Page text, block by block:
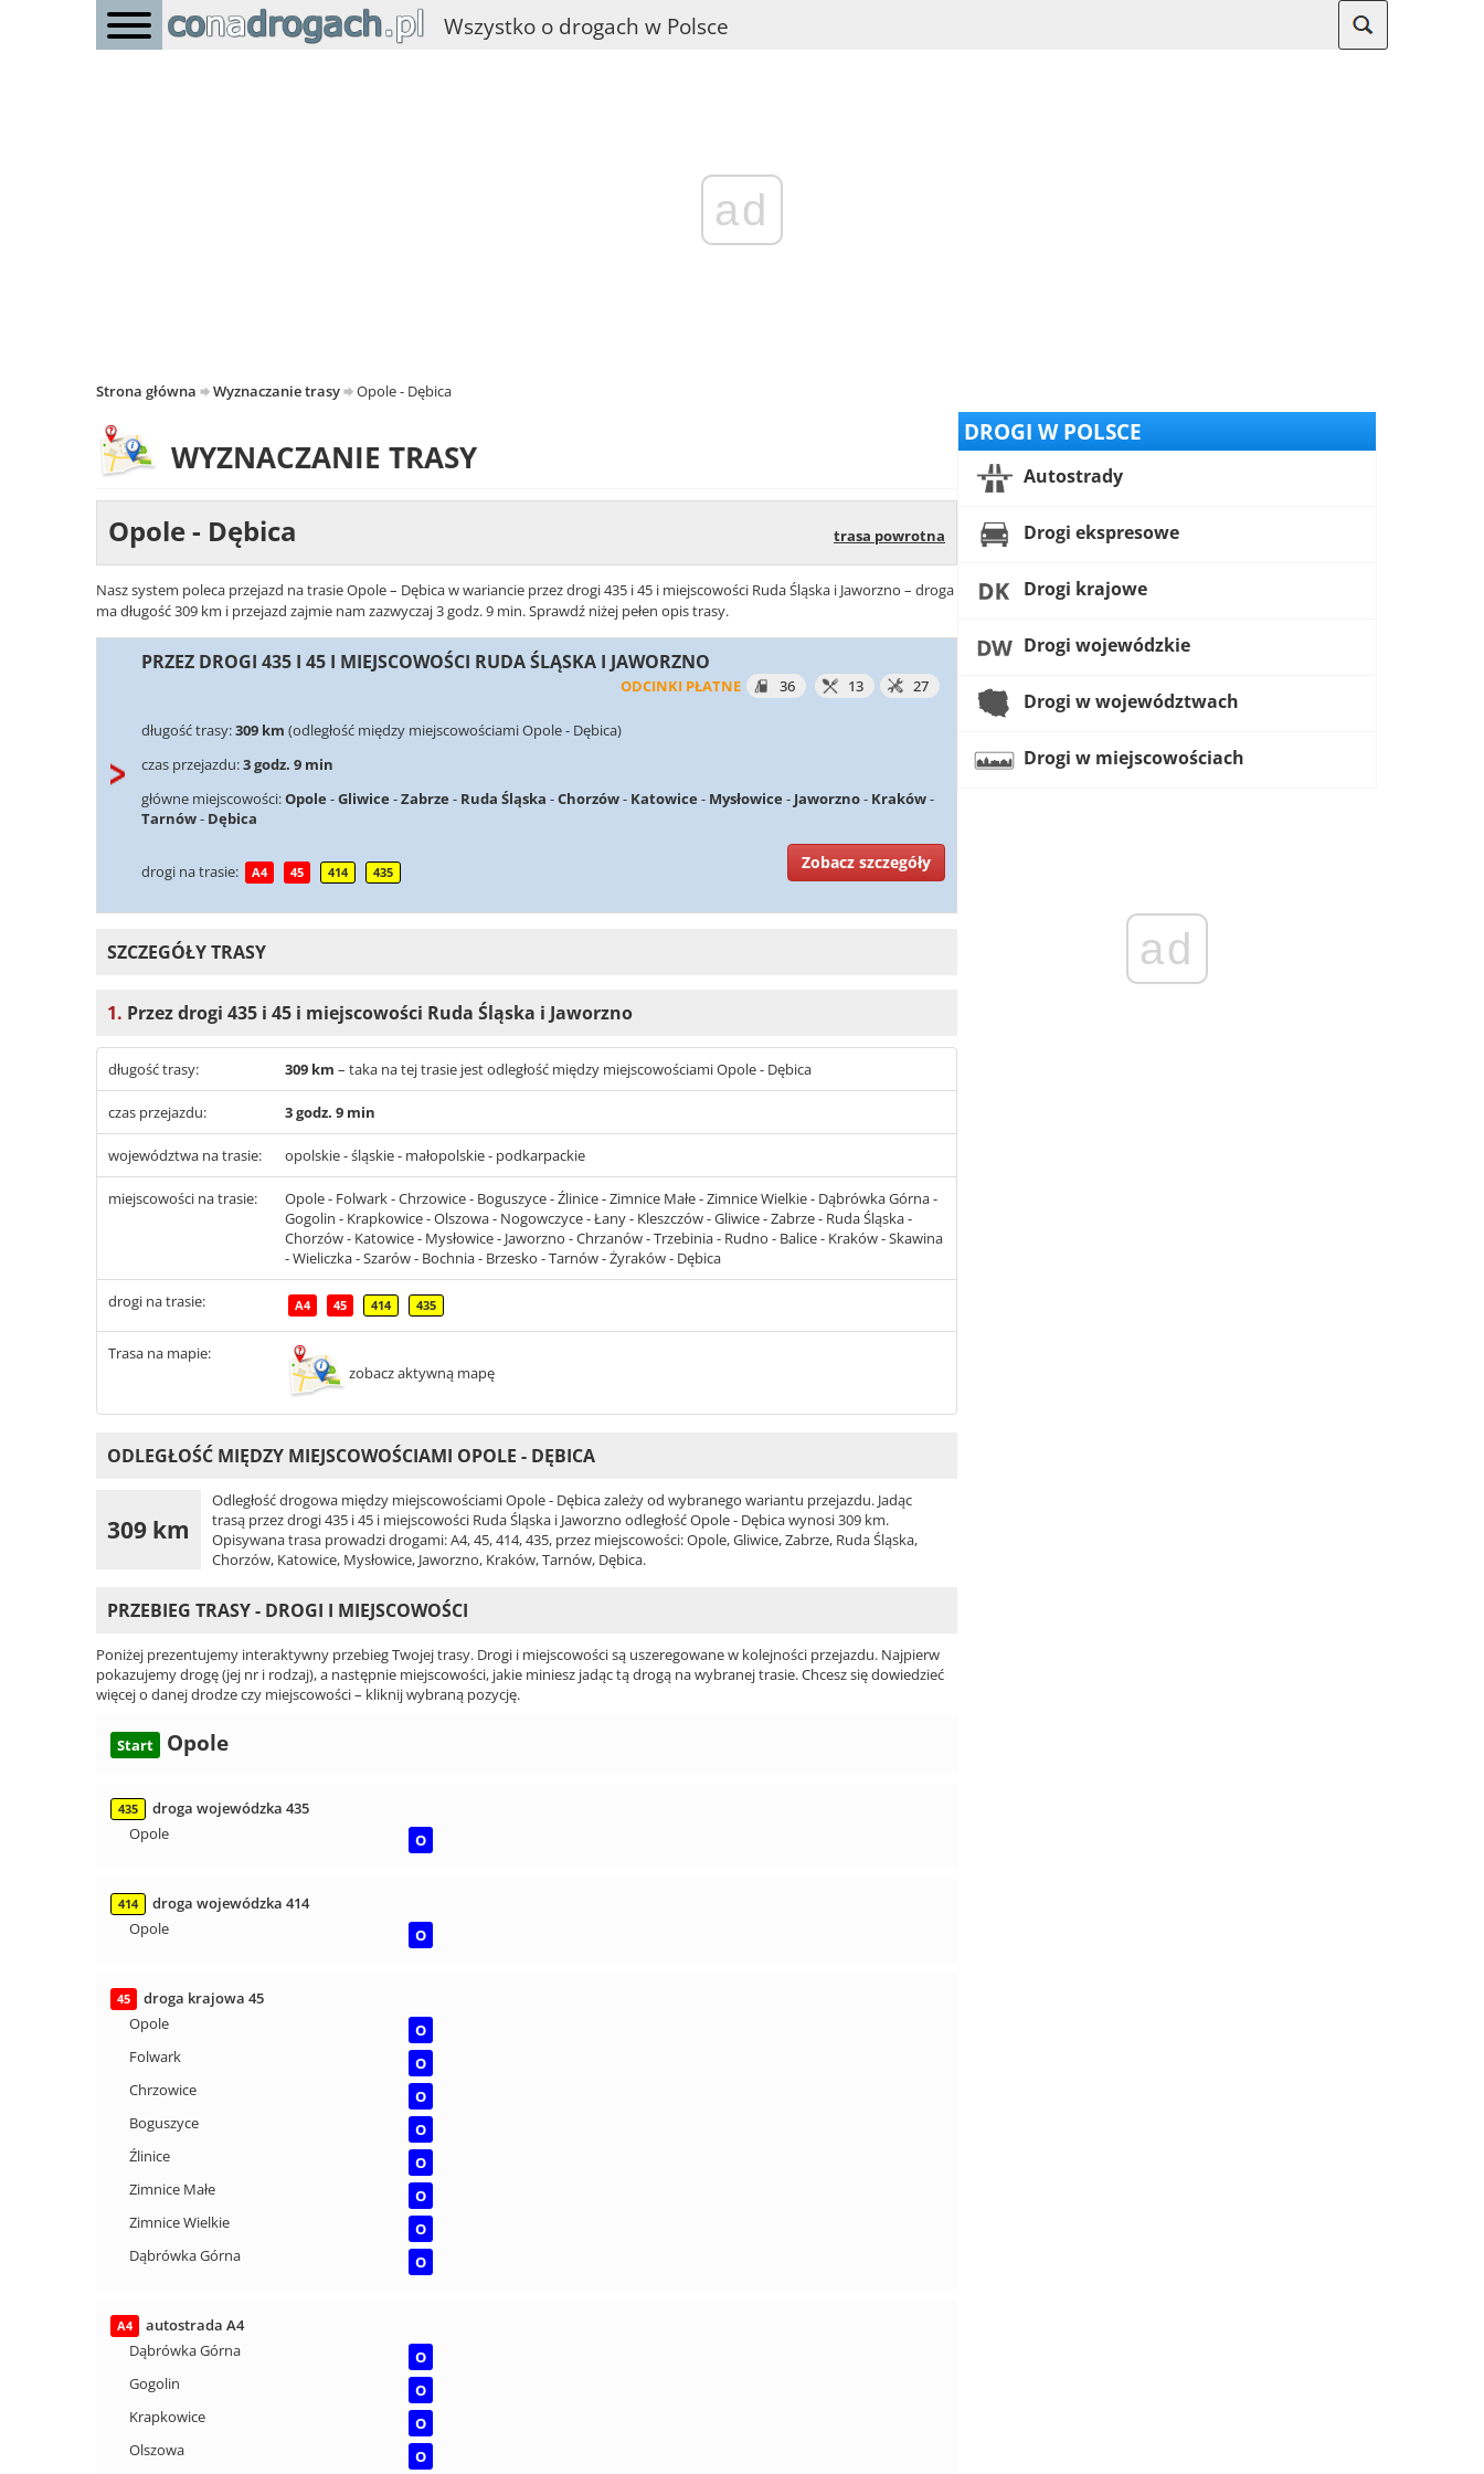
Wszystko o drogach w Polsce
ad
Strona główna Wyznaczanie trasy Opole - Dębica
WYZNACZANIE TRASY
Opole - Dębica trasa powrotna
Nasz system poleca przejazd na trasie Opole – Dębica w wariancie przez drogi 435 i 45 i miejscowości Ruda Śląska i Jaworzno – droga
ma długość 309 km i przejazd zajmie nam zazwyczaj 3 godz. 9 min. Sprawdź niżej pełen opis trasy.
PRZEZ DROGI 435 I 45 I MIEJSCOWOŚCI RUDA ŚLĄSKA I JAWORZNO
ODCINKI PŁATNE 36 13 27
długość trasy:309 km (odległość między miejscowościami Opole - Dębica)
czas przejazdu:3 godz. 9 min
główne miejscowości:Opole -Gliwice -Zabrze - Ruda Śląska -Chorzów- Katowice - Mysłowice - Jaworzno- Kraków-
Tarnów- Dębica
drogi na trasie: A4 45 414 435
Zobacz szczegóły
SZCZEGÓŁY TRASY
1. Przez drogi 435 i 45 i miejscowości Ruda Śląska i Jaworzno
długość trasy: 309 km – taka na tej trasie jest odległość między miejscowościami Opole - Dębica
czas przejazdu: 3 godz. 9 min
województwa na trasie: opolskie - śląskie - małopolskie - podkarpackie
miejscowości na trasie:
Opole - Folwark - Chrzowice - Boguszyce - Źlinice - Zimnice Małe - Zimnice Wielkie - Dąbrówka Górna -
Gogolin - Krapkowice - Olszowa - Nogowczyce - Łany - Kleszczów - Gliwice - Zabrze - Ruda Śląska -
Chorzów - Katowice - Mysłowice - Jaworzno - Chrzanów - Trzebinia - Rudno - Balice - Kraków - Skawina
- Wieliczka - Szarów - Bochnia - Brzesko - Tarnów - Żyraków - Dębica
drogi na trasie: A4 45 414 435
Trasa na mapie:
zobacz aktywną mapę
ODLEGŁOŚĆ MIĘDZY MIEJSCOWOŚCIAMI OPOLE - DĘBICA
309 km
Odległość drogowa między miejscowościami Opole - Dębica zależy od wybranego wariantu przejazdu. Jadąc
trasą przez drogi 435 i 45 i miejscowości Ruda Śląska i Jaworzno odległość Opole - Dębica wynosi 309 km.
Opisywana trasa prowadzi drogami: A4, 45, 414, 435, przez miejscowości: Opole, Gliwice, Zabrze, Ruda Śląska,
Chorzów, Katowice, Mysłowice, Jaworzno, Kraków, Tarnów, Dębica.
PRZEBIEG TRASY - DROGI I MIEJSCOWOŚCI
Poniżej prezentujemy interaktywny przebieg Twojej trasy. Drogi i miejscowości są uszeregowane w kolejności przejazdu. Najpierw
pokazujemy drogę (jej nr i rodzaj), a następnie miejscowości, jakie miniesz jadąc tą drogą na wybranej trasie. Chcesz się dowiedzieć
więcej o danej drodze czy miejscowości – kliknij wybraną pozycję.
Start Opole
435
droga wojewódzka 435
Opole
O
414
droga wojewódzka 414
Opole
O
45
droga krajowa 45
Opole
O
Folwark
O
Chrzowice
O
Boguszyce
O
Źlinice
O
Zimnice Małe
O
Zimnice Wielkie
O
Dąbrówka Górna
O
A4
autostrada A4
Dąbrówka Górna
O
Gogolin
O
Krapkowice
O
Olszowa
O
DROGI W POLSCE
Autostrady
Drogi ekspresowe
Drogi krajowe
Drogi wojewódzkie
Drogi w województwach
Drogi w miejscowościach
ad